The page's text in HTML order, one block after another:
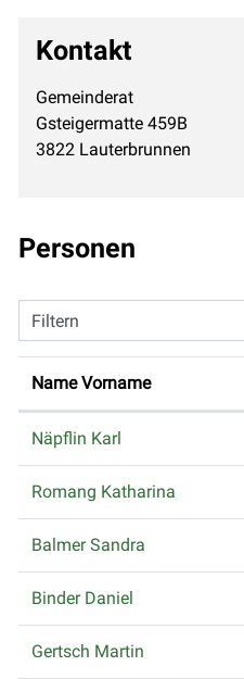
Kontakt
Gemeinderat
Gsteigermatte 459B
3822 Lauterbrunnen
Personen
Filtern
Name Vorname
Näpflin Karl
Romang Katharina
Balmer Sandra
Binder Daniel
Gertsch Martin